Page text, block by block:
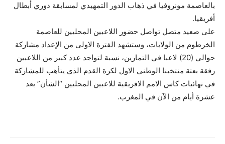
بالعاصمة مونروفيا في ذهاب الدور التمهيدي لمسابقة دوري أبطال
أفريقيا.
على صعيد متصل تواصل حضور اللاعبين المحليين للعاصمة
الخرطوم من الولايات، وستشهد الفترة الاولى من الإعداد مشاركة
حوالي (20) لاعبا في التمارين، نسبة لتواجد عدد كبير من اللاعبين
رفقة بعثة منتخبنا الوطني الاول لكرة القدم الذي يتأهب للمشاركة
في نهائيات كاس الامم الافريقية للاعبين المحليين “الشأن” بعد
عشرة أيام من الآن في المغرب.